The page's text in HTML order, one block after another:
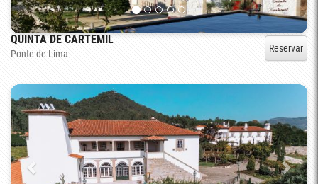
QUINTA DE CARTEMIL
Ponte de Lima Reservar